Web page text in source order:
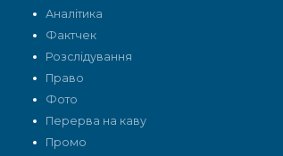
Аналітика
Фактчек
Розслідування
Право
Фото
Перерва на каву
Промо